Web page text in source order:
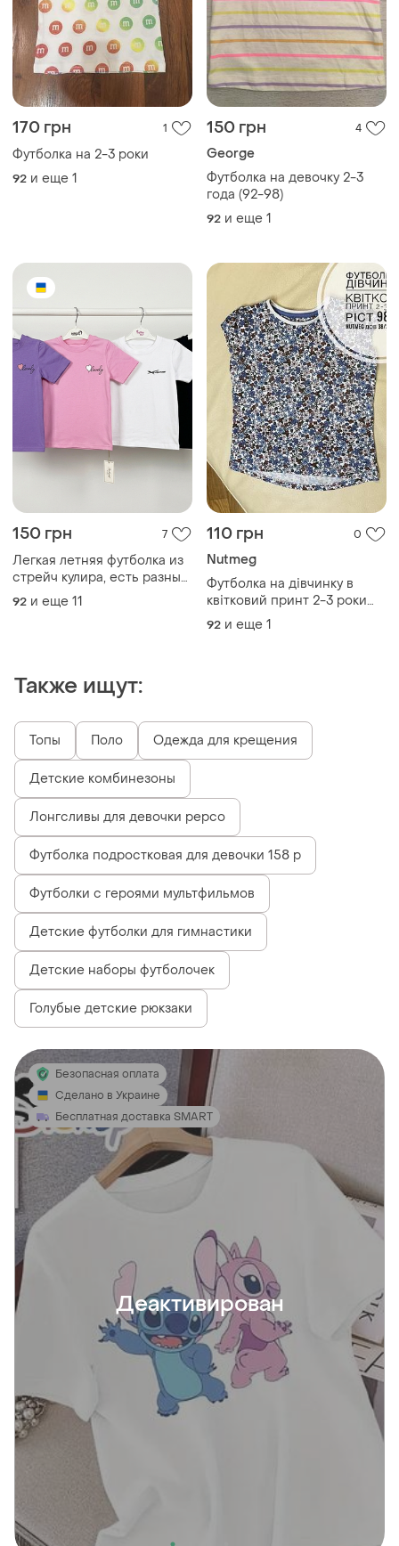
170 грн 1
Футболка на 2-3 роки
92 и еще 1
150 грн 4
George
Футболка на девочку 2-3
года (92-98)
92 и еще 1
150 грн 7
Легкая летняя футболка из
стрейч кулира, есть разные
цвета
92 и еще 11
110 грн 0
Nutmeg
Футболка на дівчинку в
квітковий принт 2-3 роки
ріст 98 від nutmeg дов
38/35, шир 30
92 и еще 1
Также ищут:
Топы Поло Одежда для крещения
Детские комбинезоны
Лонгсливы для девочки pepco
Футболка подростковая для девочки 158 р
Футболки с героями мультфильмов
Детские футболки для гимнастики
Детские наборы футболочек
Голубые детские рюкзаки
Безопасная оплата
Сделано в Украине
Бесплатная доставка SMART
Деактивирован